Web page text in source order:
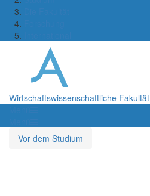
Wirtschaftswissenschaftliche Fakultät
Vor dem Studium